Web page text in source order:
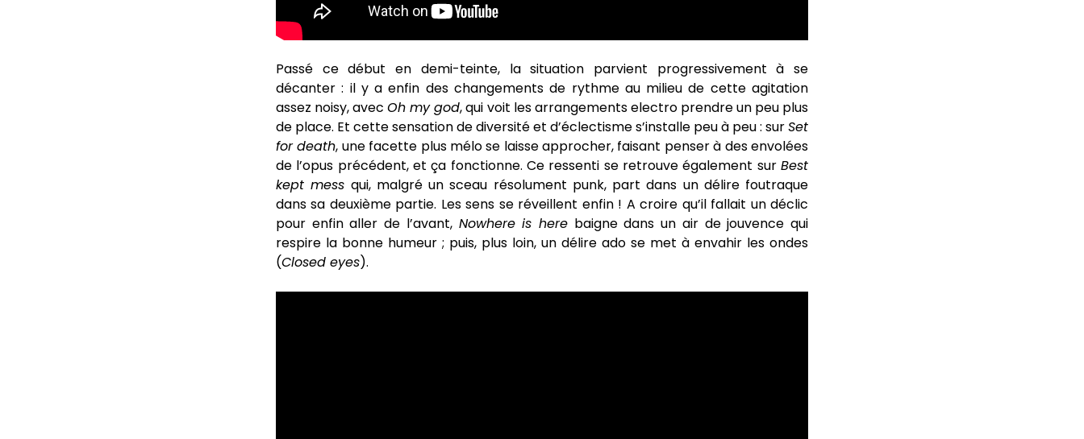
Passé ce début en demi-teinte, la situation parvient progressivement à se
décanter : il y a enfin des changements de rythme au milieu de cette agitation
assez noisy, avecOh my god, qui voit les arrangements electro prendre un peu plus
de place. Et cette sensation de diversité et d’éclectisme s’installe peu à peu : surSet
for death, une facette plus mélo se laisse approcher, faisant penser à des envolées
de l’opus précédent, et ça fonctionne. Ce ressenti se retrouve également sur Best
kept mess qui, malgré un sceau résolument punk, part dans un délire foutraque
dans sa deuxième partie. Les sens se réveillent enfin ! A croire qu’il fallait un déclic
pour enfin aller de l’avant, Nowhere is here baigne dans un air de jouvence qui
respire la bonne humeur ; puis, plus loin, un délire ado se met à envahir les ondes
(Closed eyes).